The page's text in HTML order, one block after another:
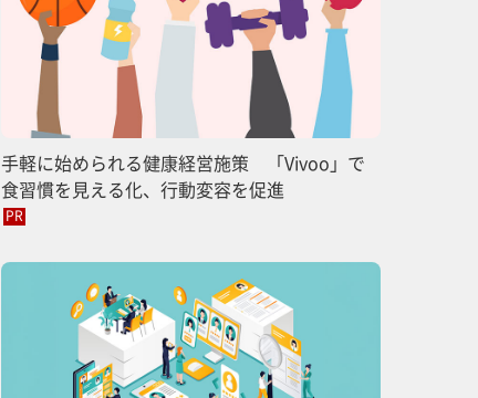
手軽に始められる健康経営施策 「Vivoo」で
食習慣を見える化、行動変容を促進
PR